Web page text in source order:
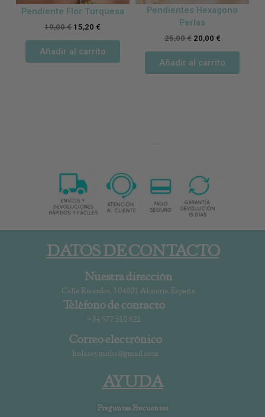
Pendiente Flor Turquesa
19,00€ 15,20 €
Añadir al carrito
Pendientes Hexagono
Perlas
25,00€ 20,00 €
Añadir al carrito
DATOS DE CONTACTO
Nuestra dirección
Calle Ricardos, 3 04001 Almería, España
Teléfono de contacto
+34 677 310 821
Correo electrónico
holasoymohs@gmail.com
AYUDA
Preguntas Frecuentes